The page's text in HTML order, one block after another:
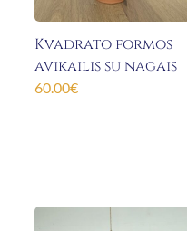
Kvadrato formos
avikailis su nagais
60.00€